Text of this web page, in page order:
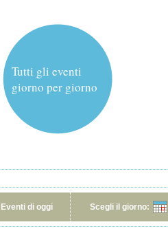
Tutti gli eventi
giorno per giorno
Eventi di oggi Scegli il giorno: